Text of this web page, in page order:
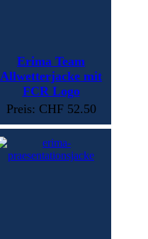
Erima Team
Allwetterjacke mit
FCR Logo
Preis: CHF 52.50